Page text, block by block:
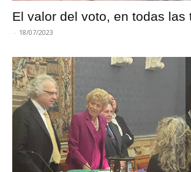
El valor del voto, en todas las
- 18/07/2023